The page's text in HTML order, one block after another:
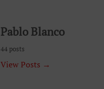
Pablo Blanco
44 posts
View Posts →